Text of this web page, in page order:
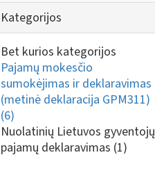
Kategorijos
Bet kurios kategorijos
Pajamų mokesčio
sumokėjimas ir deklaravimas
(metinė deklaracija GPM311)
(6)
Nuolatinių Lietuvos gyventojų
pajamų deklaravimas (1)